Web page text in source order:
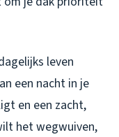
leven
een nacht in je
en een zacht,
het wegwuiven,